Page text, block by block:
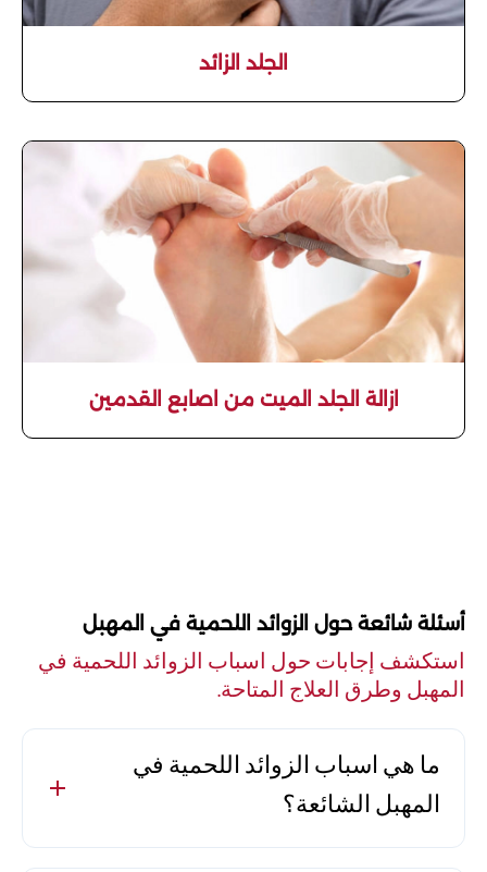
الجلد الزائد
ازالة الجلد الميت من اصابع القدمين
أسئلة شائعة حول الزوائد اللحمية في المهبل
استكشف إجابات حول اسباب الزوائد اللحمية في
المهبل وطرق العلاج المتاحة.
ما هي اسباب الزوائد اللحمية في
المهبل الشائعة؟
تعتبر الزوائد اللحمية في المهبل نتيجة لعدة